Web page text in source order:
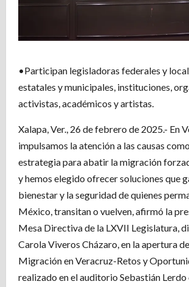
•Participan legisladoras federales y
estatales y municipales, instituciones,
activistas, académicos y artistas.
Xalapa, Ver., 26 de febrero de 2025.- En
impulsamos la atención a las causas
estrategia para abatir la migración
y hemos elegido ofrecer soluciones que
bienestar y la seguridad de quienes
México, transitan o vuelven, afirmó la
Mesa Directiva de la LXVII Legislatura,
Carola Viveros Cházaro, en la apertura
Migración en Veracruz-Retos y
realizado en el auditorio Sebastián Lerdo